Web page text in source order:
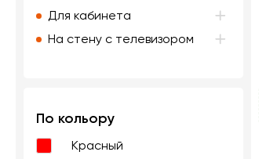
Для кабинета
На стену с телевизором
По кольору
Красный